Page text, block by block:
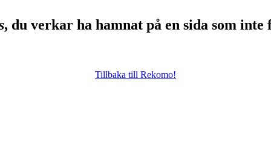
, du verkar ha hamnat på en sida som inte
Tillbaka till Rekomo!